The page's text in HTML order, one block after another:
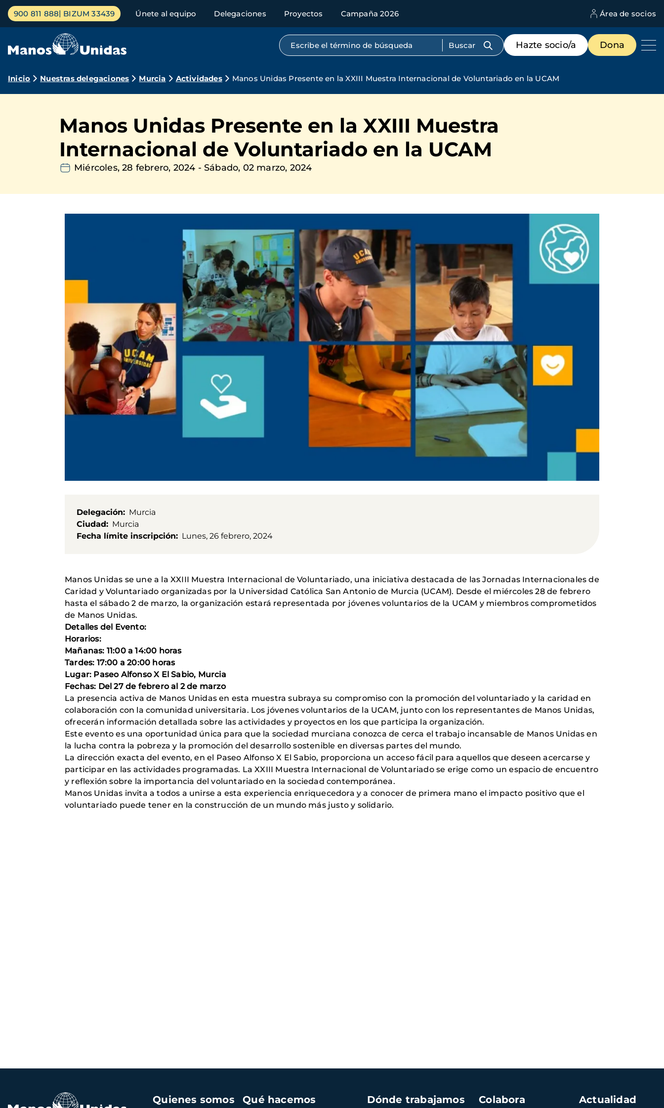
Pasar
contenido
Menú
principal
900 811 888 BIZUM 33439 Únete al equipo Delegaciones Proyectos Campaña 2026 Área de socios
Búsqueda por texto completo
Menú
de
destacados
Hazte socio/a Dona
Ruta
navegación
Inicio Nuestras delegaciones Murcia Actividades Manos Unidas Presente en la XXIII Muestra Internacional de Voluntariado en la UCAM
Manos Unidas Presente en la XXIII Muestra
Internacional de Voluntariado en la UCAM
Miércoles, 28 febrero, 2024 -Sábado, 02 marzo, 2024
Delegación
Murcia
Ciudad
Murcia
Fecha límite inscripción
Lunes, 26 febrero, 2024
Manos Unidas se une a la XXIII Muestra Internacional de Voluntariado, una iniciativa destacada de las Jornadas Internacionales de
Caridad y Voluntariado organizadas por la Universidad Católica San Antonio de Murcia (UCAM). Desde el miércoles 28 de febrero
hasta el sábado 2 de marzo, la organización estará representada por jóvenes voluntarios de la UCAM y miembros comprometidos
de Manos Unidas.
Detalles del Evento:
Horarios:
Mañanas: 11:00 a 14:00 horas
Tardes: 17:00 a 20:00 horas
Lugar: Paseo Alfonso X El Sabio, Murcia
Fechas: Del 27 de febrero al 2 de marzo
La presencia activa de Manos Unidas en esta muestra subraya su compromiso con la promoción del voluntariado y la caridad en
colaboración con la comunidad universitaria. Los jóvenes voluntarios de la UCAM, junto con los representantes de Manos Unidas,
ofrecerán información detallada sobre las actividades y proyectos en los que participa la organización.
Este evento es una oportunidad única para que la sociedad murciana conozca de cerca el trabajo incansable de Manos Unidas en
la lucha contra la pobreza y la promoción del desarrollo sostenible en diversas partes del mundo.
La dirección exacta del evento, en el Paseo Alfonso X El Sabio, proporciona un acceso fácil para aquellos que deseen acercarse y
participar en las actividades programadas. La XXIII Muestra Internacional de Voluntariado se erige como un espacio de encuentro
y reflexión sobre la importancia del voluntariado en la sociedad contemporánea.
Manos Unidas invita a todos a unirse a esta experiencia enriquecedora y a conocer de primera mano el impacto positivo que el
voluntariado puede tener en la construcción de un mundo más justo y solidario.
Navegación
Quienes somos Qué hacemos Dónde trabajamos Colabora Actualidad